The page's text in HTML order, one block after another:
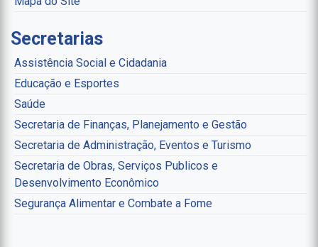
Secretarias
Assistência Social e Cidadania
Educação e Esportes
Saúde
Secretaria de Finanças, Planejamento e Gestão
Secretaria de Administração, Eventos e Turismo
Secretaria de Obras, Serviços Publicos e
Desenvolvimento Econômico
Segurança Alimentar e Combate a Fome